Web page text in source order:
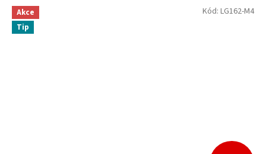
Akce
Tip
Kód: LG162-M4